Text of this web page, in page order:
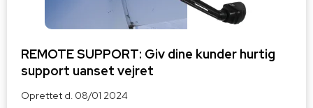
REMOTE SUPPORT: Giv dine kunder hurtig
support uanset vejret
Oprettet d. 08/01 2024